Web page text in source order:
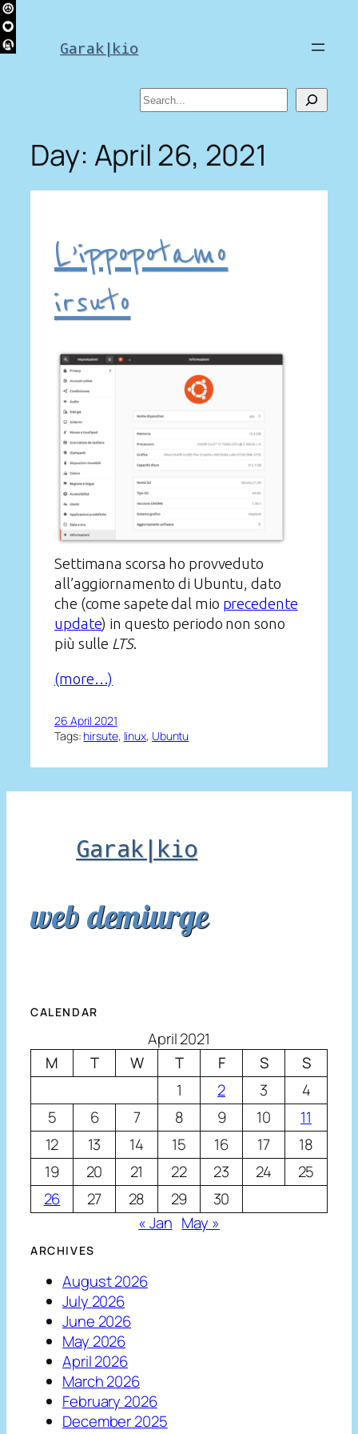
Skip
to
content Garak|kio
Search
Day: April 26, 2021
L’ippopotamo
irsuto
Settimana scorsa ho provveduto
all’aggiornamento di Ubuntu, dato
che (come sapete dal mio precedente
update) in questo periodo non sono
più sulle LTS.
(more…)
26 April 2021
Tags: hirsute, linux, Ubuntu
Garak|kio
web demiurge
CALENDAR
April 2021
M
T W T F S
S
1
2 3
4
5
6 7 8 9 10
11
12
13 14 15 16 17
18
19
20 21 22 23 24
25
26
27 28 29
30
« Jan May »
ARCHIVES
August 2026
July 2026
June 2026
May 2026
April 2026
March 2026
February 2026
December 2025